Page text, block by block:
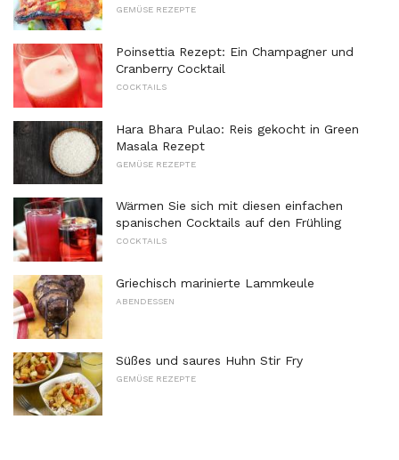
GEMÜSE REZEPTE
Poinsettia Rezept: Ein Champagner und
Cranberry Cocktail
COCKTAILS
Hara Bhara Pulao: Reis gekocht in Green
Masala Rezept
GEMÜSE REZEPTE
Wärmen Sie sich mit diesen einfachen
spanischen Cocktails auf den Frühling
COCKTAILS
Griechisch marinierte Lammkeule
ABENDESSEN
Süßes und saures Huhn Stir Fry
GEMÜSE REZEPTE